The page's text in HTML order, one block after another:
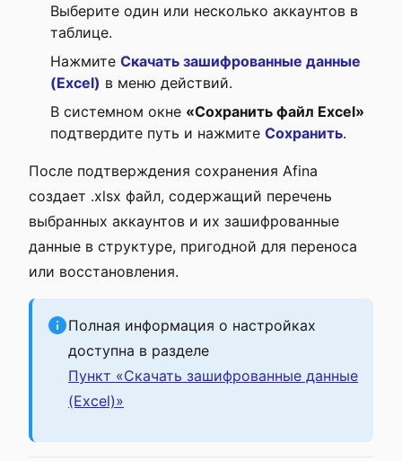
Выберите один или несколько аккаунтов в
таблице.
Нажмите Скачать зашифрованные данные
(Excel) в меню действий.
В системном окне «Сохранить файл Excel»
подтвердите путь и нажмите Сохранить.
После подтверждения сохранения Afina
создает .xlsx файл, содержащий перечень
выбранных аккаунтов и их зашифрованные
данные в структуре, пригодной для переноса
или восстановления.
Полная информация о настройках
доступна в разделе
Пункт «Скачать зашифрованные данные
(Excel)»